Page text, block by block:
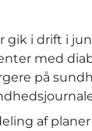
gik i drift i
med
på
af